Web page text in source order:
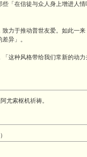
「在信徒与众人身上增进人
力于推动普世友爱。如此一
异」。
这种风格带给我们常新的动
尤索枢机祈祷。